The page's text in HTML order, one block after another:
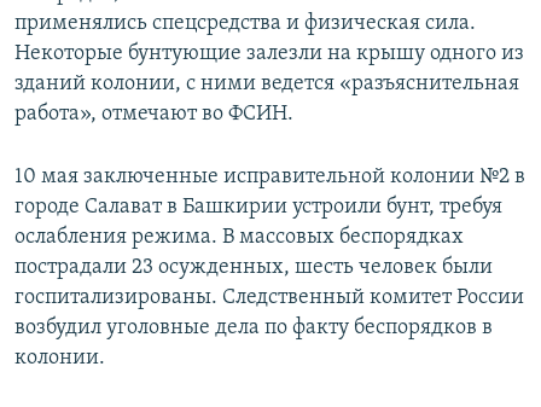
применялись спецсредства и физическая сила.
Некоторые бунтующие залезли на крышу одного из
зданий колонии, с ними ведется «разъяснительная
работа», отмечают во ФСИН.
10 мая заключенные исправительной колонии №2 в
городе Салават в Башкирии устроили бунт, требуя
ослабления режима. В массовых беспорядках
пострадали 23 осужденных, шесть человек были
госпитализированы. Следственный комитет России
возбудил уголовные дела по факту беспорядков в
колонии.